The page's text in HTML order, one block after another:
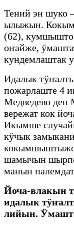
Тений эн шуко
ылыжын.
(62),
оҥайже,
кундемлаштак
Идалык
пожарлаште 4
Медведево ден
вережат кок
Икымше
кӱчык
кокымшыштыжо
шамычын
манын
Йоча-влакын
идалык
лийын.